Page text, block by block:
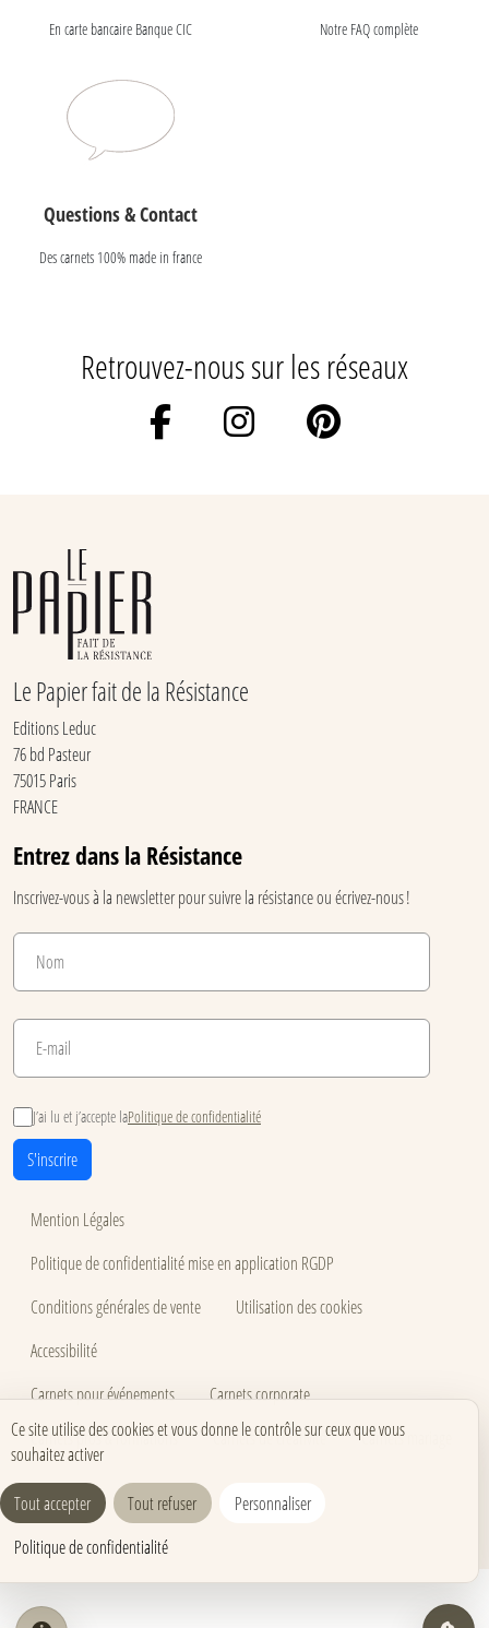
En carte bancaire Banque CIC Notre FAQ complète
Questions & Contact
Des carnets 100% made in france
Retrouvez-nous sur les réseaux
Le Papier fait de la Résistance
Editions Leduc
76 bd Pasteur
75015 Paris
FRANCE
Entrez dans la Résistance
Inscrivez-vous à la newsletter pour suivre la résistance ou écrivez-nous !
J’ai lu et j’accepte laPolitique de confidentialité
S'inscrire
Mention Légales
Politique de confidentialité mise en application RGDP
Conditions générales de vente
Utilisation des cookies
Accessibilité
Carnets pour événements
Carnets corporate
Carnets pros & formations
Carnets de créativité Carnets mariage
Ce site utilise des cookies et vous donne le contrôle sur ceux que vous
souhaitez activer
Tout accepter Tout refuser
Personnaliser
Politique de confidentialité